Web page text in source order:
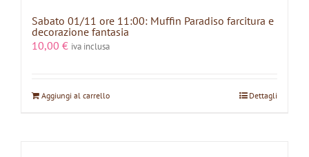
Sabato 01/11 ore 11:00: Muffin Paradiso farcitura e
decorazione fantasia
10,00 € iva inclusa
Aggiungi al carrello Dettagli